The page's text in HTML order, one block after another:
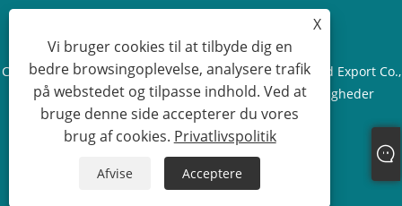
Copyright © 2023 Qingdao Oriental Shimao Import and Export Co.,
Ltd. - Food Truck, Food Trailer, Food Cart - Alle rettigheder
forbeholdes.
Links
Sitemap RSS XML Privatlivspolitik
X
Vi bruger cookies til at tilbyde dig en
bedre browsingoplevelse, analysere trafik
på webstedet og tilpasse indhold. Ved at
bruge denne side accepterer du vores
brug af cookies. Privatlivspolitik
Afvise Acceptere